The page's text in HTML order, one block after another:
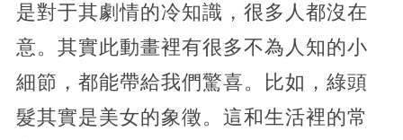
是對于其劇情的冷知識，很多人都沒在
意。其實此動畫裡有很多不為人知的小
細節，都能帶給我們驚喜。比如，綠頭
髮其實是美女的象徵。這和生活裡的常